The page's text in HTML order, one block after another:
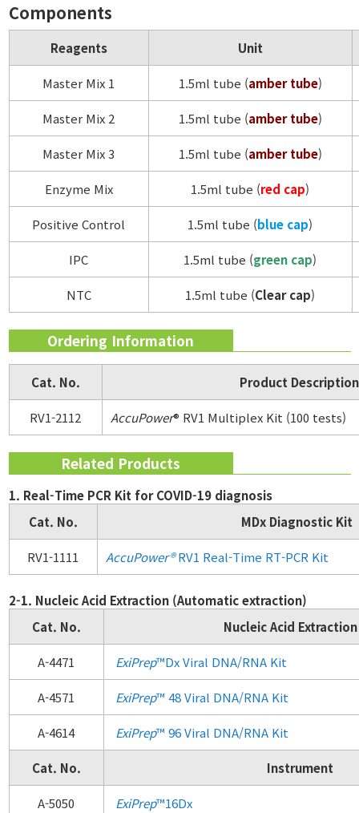
Components
Reagents Unit
Master Mix 1 1.5ml tube (amber tube)
Master Mix 2 1.5ml tube (amber tube)
Master Mix 3 1.5ml tube (amber tube)
Enzyme Mix 1.5ml tube (red cap)
Positive Control 1.5ml tube (blue cap)
IPC 1.5ml tube (green cap)
NTC 1.5ml tube (Clear cap)
Ordering Information
Cat. No. Product Description
RV1-2112 AccuPower® RV1 Multiplex Kit (100 tests)
Related Products
Related Products
1. Real-Time PCR Kit for COVID-19 diagnosis
Cat. No.
MDx Diagnostic Kit
RV1-1111 AccuPower®RV1 Real-Time RT-PCR Kit
2-1. Nucleic Acid Extraction (Automatic extraction)
Cat. No.
Nucleic Acid
A-4471 ExiPrep™Dx Viral DNA/RNA Kit
A-4571 ExiPrep™ 48 Viral DNA/RNA Kit
A-4614 ExiPrep™ 96 Viral DNA/RNA Kit
Cat. No. Instrument
A-5050 ExiPrep™16Dx